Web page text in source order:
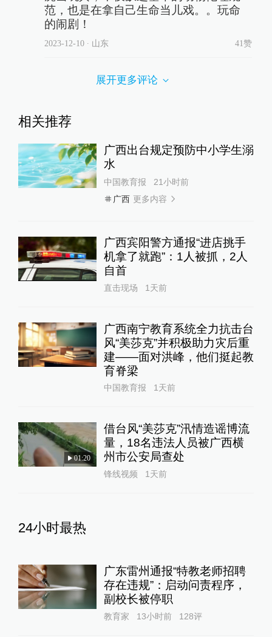
范，也是在拿自己生命当儿戏。。玩命
的闹剧！
2023-12-10∙ 山东 41赞
展开更多评论
相关推荐
广西出台规定预防中小学生溺
水
中国教育报
21小时前
广西 更多内容
广西宾阳警方通报“进店挑手
机拿了就跑”：1人被抓，2人
自首
直击现场 1天前
广西南宁教育系统全力抗击台
风“美莎克”并积极助力灾后重
建——面对洪峰，他们挺起教
育脊梁
中国教育报 1天前
01:20
借台风“美莎克”汛情造谣博流
量，18名违法人员被广西横
州市公安局查处
锋线视频 1天前
24小时最热
广东雷州通报“特教老师招聘
存在违规”：启动问责程序，
副校长被停职
教育家 13小时前 128评